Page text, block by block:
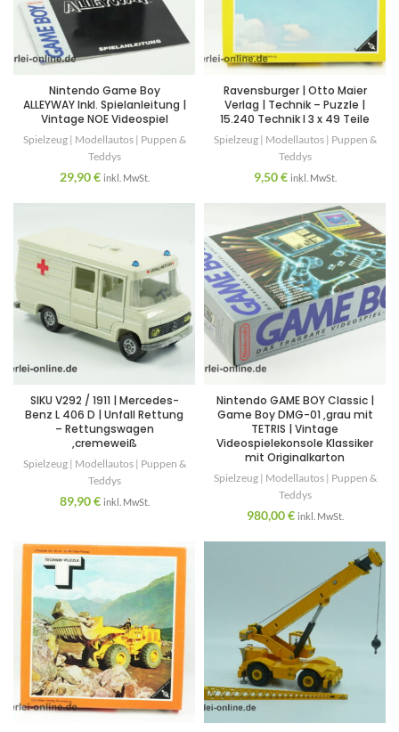
Nintendo Game Boy
ALLEYWAY Inkl. Spielanleitung |
Vintage NOE Videospiel
Spielzeug | Modellautos | Puppen &
Teddys
29,90€ inkl. MwSt.
Ravensburger | Otto Maier
Verlag | Technik – Puzzle |
15.240 Technik I 3 x 49 Teile
Spielzeug | Modellautos | Puppen &
Teddys
9,50€ inkl. MwSt.
SIKU V292 / 1911 | Mercedes-
Benz L 406 D | Unfall Rettung
– Rettungswagen
,cremeweiß
Spielzeug | Modellautos | Puppen &
Teddys
89,90€ inkl. MwSt.
Nintendo GAME BOY Classic |
Game Boy DMG-01 ,grau mit
TETRIS | Vintage
Videospielekonsole Klassiker
mit Originalkarton
Spielzeug | Modellautos | Puppen &
Teddys
980,00€ inkl. MwSt.